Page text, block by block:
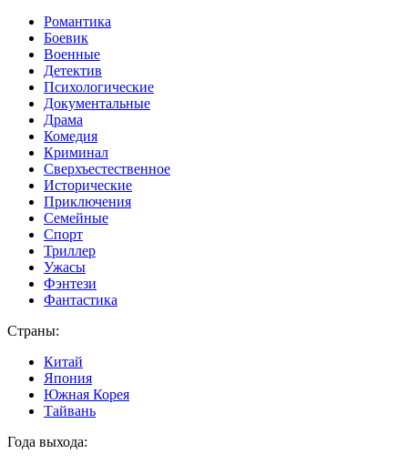
Романтика
Боевик
Военные
Детектив
Психологические
Документальные
Драма
Комедия
Криминал
Сверхъестественное
Исторические
Приключения
Семейные
Спорт
Триллер
Ужасы
Фэнтези
Фантастика
Страны:
Китай
Япония
Южная Корея
Тайвань
Года выхода: